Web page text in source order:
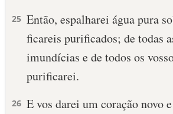
25 Então, espalharei água pura
ficareis purificados; de todas
imundícias e de todos os
purificarei.
26 E vos darei um coração novo